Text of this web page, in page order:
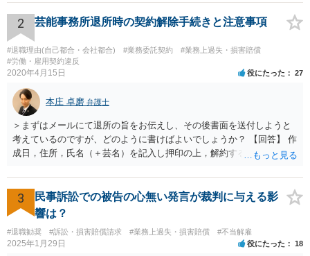
2 芸能事務所退所時の契約解除手続きと注意事項
#退職理由(自己都合・会社都合) #業務委託契約
#業務上過失・損害賠償
#労働・雇用契約違反
2020年4月15日 役にたった 27
本庄 卓磨 弁護士
＞まずはメールにて退所の旨をお伝えし、その後書面を送付しようと
考えているのですが、どのように書けばよいでしょうか？ 【回答】 作
成日，住所，氏名（＋芸名）を記入し押印の上，解約する旨を伝える
ようなことはありますでしょうか？ 【回答】 特にないと思われます
が，仮に請求された場合はそれが「損害」に該当するのか検討するこ
とになります。 ＞また、事務所をやめる際、「退所後しばらく芸能活
動禁止」「活動するなら名前を変える」ことを事務所側から要求され
たという事例を聞いたことがあります。所属する際にいただいた契約
書にはそのようなことは書いていないのですが、仮にこれらを要求さ
3
民事訴訟での被告の心無い発言が裁判に与える影
響は？
#退職勧奨 #訴訟・損害賠償請求 #業務上過失・損害賠償 #不当解雇
2025年1月29日 役にたった 18